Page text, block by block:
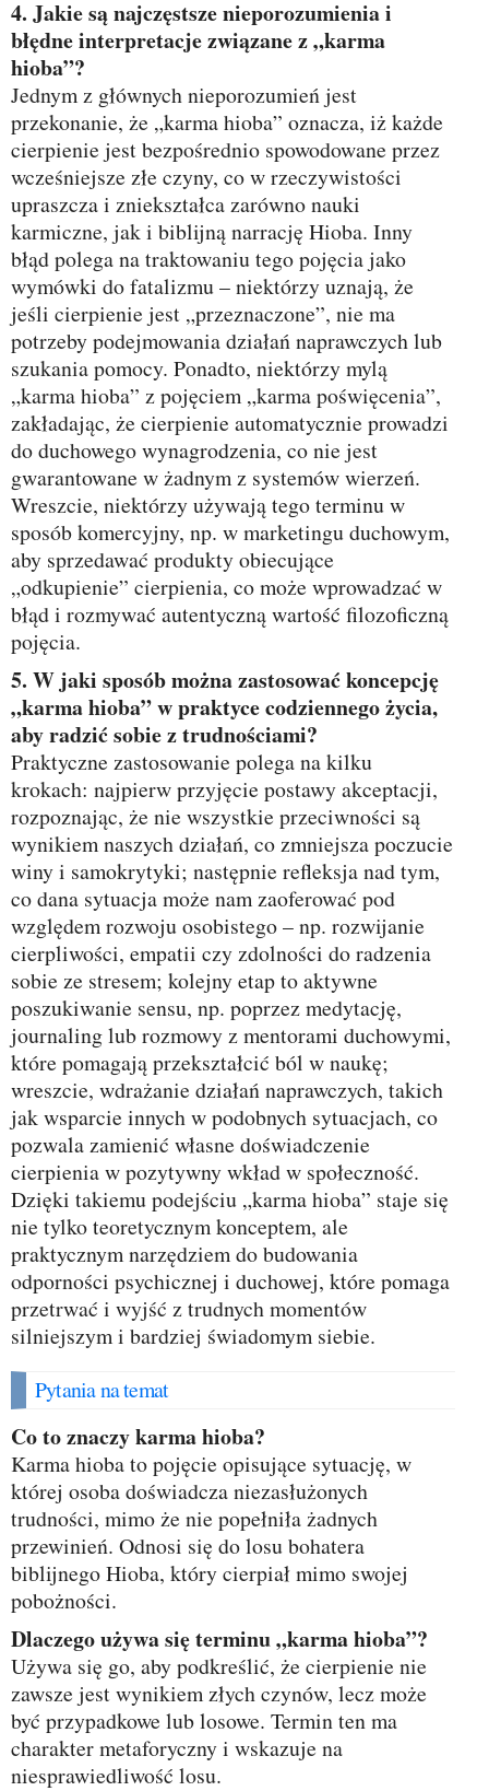
4. Jakie są najczęstsze nieporozumienia i
błędne interpretacje związane z „karma
hioba”?
Jednym z głównych nieporozumień jest
przekonanie, że „karma hioba” oznacza, iż każde
cierpienie jest bezpośrednio spowodowane przez
wcześniejsze złe czyny, co w rzeczywistości
upraszcza i zniekształca zarówno nauki
karmiczne, jak i biblijną narrację Hioba. Inny
błąd polega na traktowaniu tego pojęcia jako
wymówki do fatalizmu – niektórzy uznają, że
jeśli cierpienie jest „przeznaczone”, nie ma
potrzeby podejmowania działań naprawczych lub
szukania pomocy. Ponadto, niektórzy mylą
„karma hioba” z pojęciem „karma poświęcenia”,
zakładając, że cierpienie automatycznie prowadzi
do duchowego wynagrodzenia, co nie jest
gwarantowane w żadnym z systemów wierzeń.
Wreszcie, niektórzy używają tego terminu w
sposób komercyjny, np. w marketingu duchowym,
aby sprzedawać produkty obiecujące
„odkupienie” cierpienia, co może wprowadzać w
błąd i rozmywać autentyczną wartość filozoficzną
pojęcia.
5. W jaki sposób można zastosować koncepcję
„karma hioba” w praktyce codziennego życia,
aby radzić sobie z trudnościami?
Praktyczne zastosowanie polega na kilku
krokach: najpierw przyjęcie postawy akceptacji,
rozpoznając, że nie wszystkie przeciwności są
wynikiem naszych działań, co zmniejsza poczucie
winy i samokrytyki; następnie refleksja nad tym,
co dana sytuacja może nam zaoferować pod
względem rozwoju osobistego – np. rozwijanie
cierpliwości, empatii czy zdolności do radzenia
sobie ze stresem; kolejny etap to aktywne
poszukiwanie sensu, np. poprzez medytację,
journaling lub rozmowy z mentorami duchowymi,
które pomagają przekształcić ból w naukę;
wreszcie, wdrażanie działań naprawczych, takich
jak wsparcie innych w podobnych sytuacjach, co
pozwala zamienić własne doświadczenie
cierpienia w pozytywny wkład w społeczność.
Dzięki takiemu podejściu „karma hioba” staje się
nie tylko teoretycznym konceptem, ale
praktycznym narzędziem do budowania
odporności psychicznej i duchowej, które pomaga
przetrwać i wyjść z trudnych momentów
silniejszym i bardziej świadomym siebie.
Pytania na temat
Co to znaczy karma hioba?
Karma hioba to pojęcie opisujące sytuację, w
której osoba doświadcza niezasłużonych
trudności, mimo że nie popełniła żadnych
przewinień. Odnosi się do losu bohatera
biblijnego Hioba, który cierpiał mimo swojej
pobożności.
Dlaczego używa się terminu „karma hioba”?
Używa się go, aby podkreślić, że cierpienie nie
zawsze jest wynikiem złych czynów, lecz może
być przypadkowe lub losowe. Termin ten ma
charakter metaforyczny i wskazuje na
niesprawiedliwość losu.